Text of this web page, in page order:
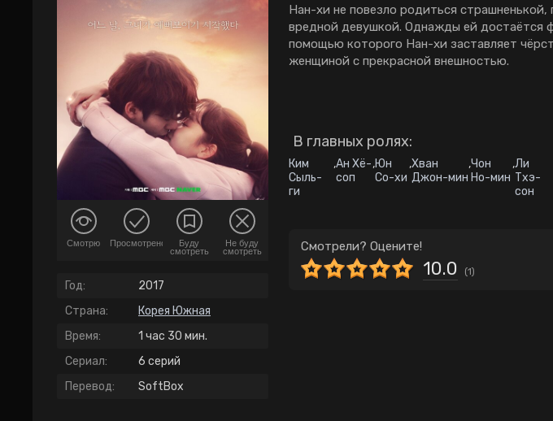
Про любовный
труугольник
Про богатых парней
2026
2023
2022
2020
2019 2018
Военный
Детектив
Мистика
Исторический
Комедия
Нан-хи не повезло родиться
вредной девушкой. Однажды ей достаётся
помощью которого Нан-хи заставляет
женщиной с прекрасной внешностью.
В главных ролях:
Ким
Сыль-
ги
,Ан Хё-
соп
,Юн
Со-хи
,Хван
Джон-мин
,Чон
Но-мин
,Ли
Тхэ-
сон
Смотрели? Оцените!
10.0 (1)
Смотрю Просмотрено
Буду
смотреть
Не буду
смотреть
Год:
2017
Страна:
Корея Южная
Время:
1 час 30 мин.
Сериал:
6 серий
Перевод:
SoftBox